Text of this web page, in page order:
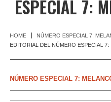
ESPECIAL 7:
HOME
NÚMERO ESPECIAL 7:
EDITORIAL DEL NÚMERO ESPECIAL 7:
NÚMERO ESPECIAL 7: